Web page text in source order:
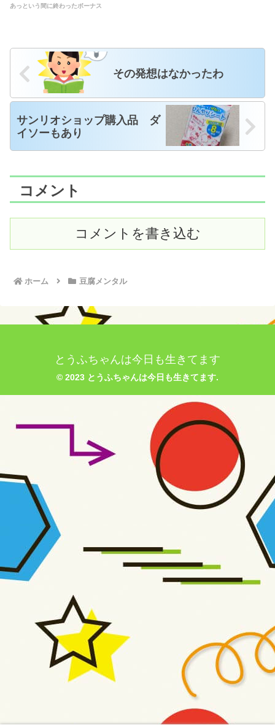
あっという間に終わったボーナス
その発想はなかったわ
サンリオショップ購入品 ダ
イソーもあり
コメント
コメントを書き込む
ホーム 豆腐メンタル
とうふちゃんは今日も生きてます
© 2023 とうふちゃんは今日も生きてます.